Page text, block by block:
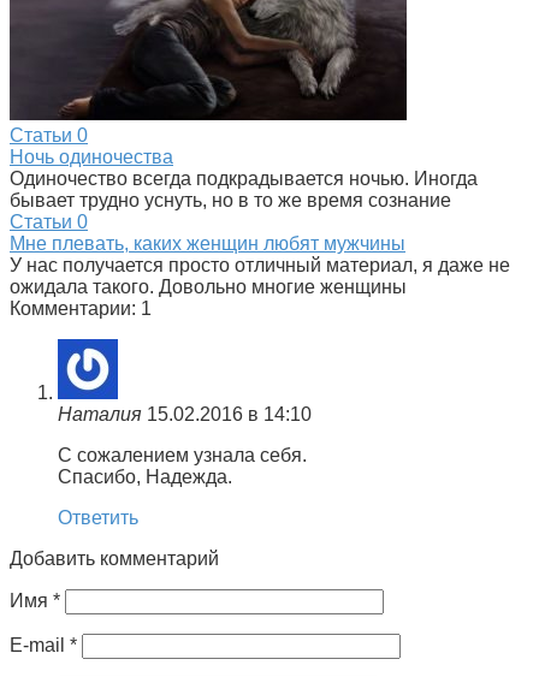
Статьи 0
Ночь одиночества
Одиночество всегда подкрадывается ночью. Иногда
бывает трудно уснуть, но в то же время сознание
Статьи 0
Мне плевать, каких женщин любят мужчины
У нас получается просто отличный материал, я даже не
ожидала такого. Довольно многие женщины
Комментарии: 1
Наталия 15.02.2016 в 14:10
С сожалением узнала себя.
Спасибо, Надежда.
Ответить
Добавить комментарий
Имя *
E-mail *